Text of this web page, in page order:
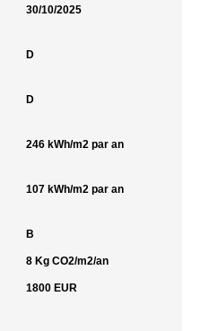
30/10/2025
D
D
246 kWh/m2 par an
107 kWh/m2 par an
B
8 Kg CO2/m2/an
1800 EUR